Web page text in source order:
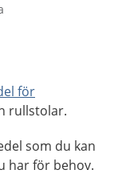
för
rullstolar.
som du kan
har för behov.